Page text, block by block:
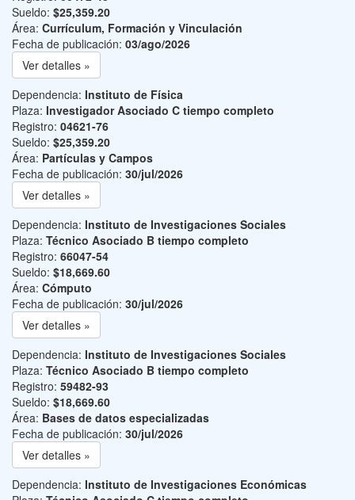
Sueldo: $25,359.20
Área: Currículum, Formación y Vinculación
Fecha de publicación: 03/ago/2026
Ver detalles »
Dependencia: Instituto de Física
Plaza: Investigador Asociado C tiempo completo
Registro: 04621-76
Sueldo: $25,359.20
Área: Partículas y Campos
Fecha de publicación: 30/jul/2026
Ver detalles »
Dependencia: Instituto de Investigaciones Sociales
Plaza: Técnico Asociado B tiempo completo
Registro: 66047-54
Sueldo: $18,669.60
Área: Cómputo
Fecha de publicación: 30/jul/2026
Ver detalles »
Dependencia: Instituto de Investigaciones Sociales
Plaza: Técnico Asociado B tiempo completo
Registro: 59482-93
Sueldo: $18,669.60
Área: Bases de datos especializadas
Fecha de publicación: 30/jul/2026
Ver detalles »
Dependencia: Instituto de Investigaciones Económicas